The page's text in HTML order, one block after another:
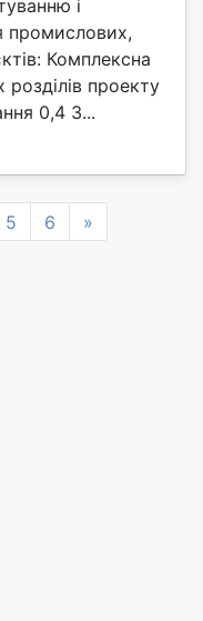
і
промислових,
Комплексна
проекту
0,4 3...
5 6 »